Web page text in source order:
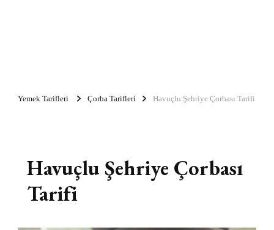
Yemek Tarifleri Çorba Tarifleri Havuçlu Şehriye Çorbası Tarifi
Havuçlu Şehriye Çorbası
Tarifi